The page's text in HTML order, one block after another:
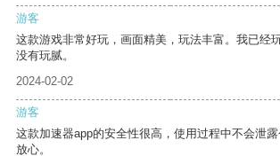
游客
这款游戏非常好玩，画面精美，玩法丰富。我已经
没有玩腻。
2024-02-02
游客
这款加速器app的安全性很高，使用过程中不会泄
放心。